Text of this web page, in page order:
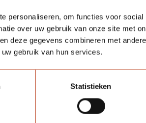
personaliseren, om functies voor
over uw gebruik van onze site met
deze gegevens combineren met
gebruik van hun services.
Statistieken
structuur en/of speciale
op aanvraag verkrijgbaar.